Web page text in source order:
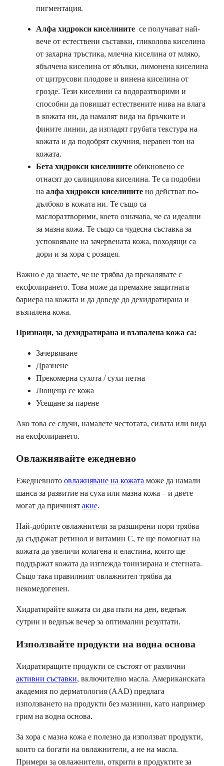
пигментация.
Алфа хидрокси киселините се получават най-
вече от естествени съставки, гликолова киселина
от захарна тръстика, млечна киселина от мляко,
ябълчена киселина от ябълки, лимонена киселина
от цитрусови плодове и винена киселина от
грозде. Тези киселини са водоразтворими и
способни да повишат естествените нива на влага
в кожата ни, да намалят вида на бръчките и
фините линии, да изгладят грубата текстура на
кожата и да подобрят скучния, неравен тон на
кожата.
Бета хидрокси киселините обикновено се
отнасят до салицилова киселина. Те са подобни
на алфа хидрокси киселините но действат по-
дълбоко в кожата ни. Те също са
маслоразтворими, което означава, че са идеални
за мазна кожа. Те също са чудесна съставка за
успокояване на зачервената кожа, походящи са
дори и за хора с розацея.
Важно е да знаете, че не трябва да прекалявате с
ексфолирането. Това може да премахне защитната
бариера на кожата и да доведе до дехидратирана и
възпалена кожа.
Признаци, за дехидратирана и възпалена кожа са:
Зачервяване
Дразнене
Прекомерна сухота / сухи петна
Лющеща се кожа
Усещане за парене
Ако това се случи, намалете честотата, силата или вида
на ексфолирането.
Овлажнявайте ежедневно
Ежедневното овлажняване на кожата може да намали
шанса за развитие на суха или мазна кожа – и двете
могат да причинят акне.
Най-добрите овлажнители за разширени пори трябва
да съдържат ретинол и витамин С, те ще помогнат на
кожата да увеличи колагена и еластина, които ще
поддържат кожата да изглежда тонизирана и стегната.
Също така правилният овлажнител трябва да
некомедогенен.
Хидратирайте кожата си два пъти на ден, веднъж
сутрин и веднъж вечер за оптимални резултати.
Използвайте продукти на водна основа
Хидратиращите продукти се състоят от различни
активни съставки, включително масла. Американската
академия по дерматология (AAD) предлага
използването на продукти без мазнини, като например
грим на водна основа.
За хора с мазна кожа е полезно да използват продукти,
които са богати на овлажнители, а не на масла.
Примери за овлажнители, открити в продуктите за